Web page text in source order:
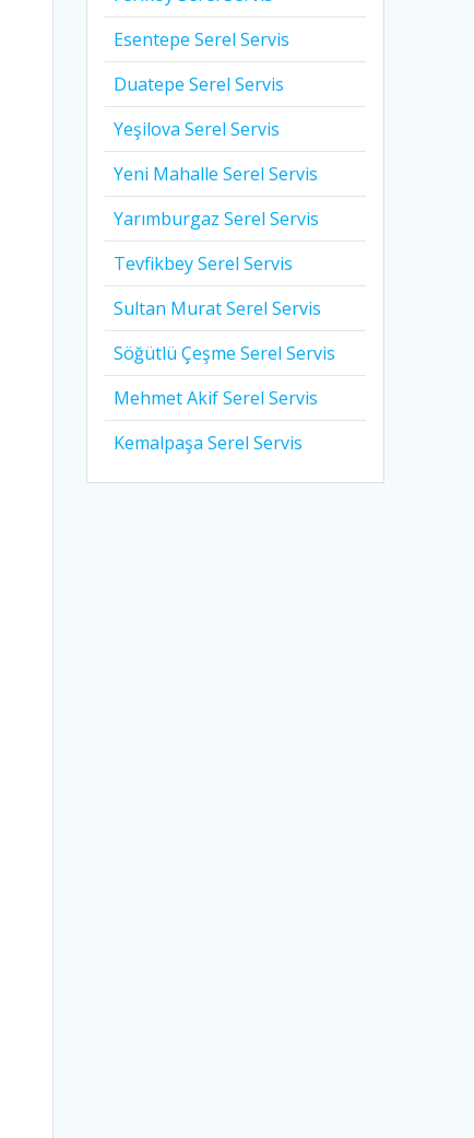
Esentepe Serel Servis
Duatepe Serel Servis
Yeşilova Serel Servis
Yeni Mahalle Serel Servis
Yarımburgaz Serel Servis
Tevfikbey Serel Servis
Sultan Murat Serel Servis
Söğütlü Çeşme Serel Servis
Mehmet Akif Serel Servis
Kemalpaşa Serel Servis